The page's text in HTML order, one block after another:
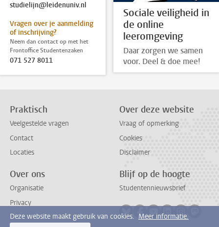
studielijn@leidenuniv.nl
Vragen over je aanmelding
of inschrijving?
Neem dan contact op met het
Frontoffice Studentenzaken
071 527 8011
Sociale veiligheid in
de online
leeromgeving
Daar zorgen we samen
voor. Deel & doe mee!
Praktisch
Veelgestelde vragen
Contact
Locaties
Over deze website
Vraag of opmerking
Cookies
Disclaimer
Over ons
Organisatie
Privacy
Blijf op de hoogte
Studentennieuwsbrief
Deze website maakt gebruik van cookies. Meer informatie.